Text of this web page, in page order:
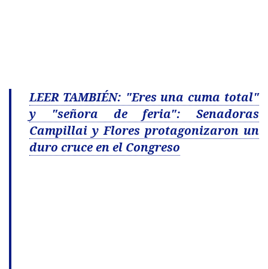
LEER TAMBIÉN: "Eres una cuma total"
y "señora de feria": Senadoras
Campillai y Flores protagonizaron un
duro cruce en el Congreso